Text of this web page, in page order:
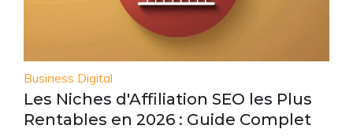
Business Digital
Les Niches d'Affiliation SEO les Plus
Rentables en 2026 : Guide Complet